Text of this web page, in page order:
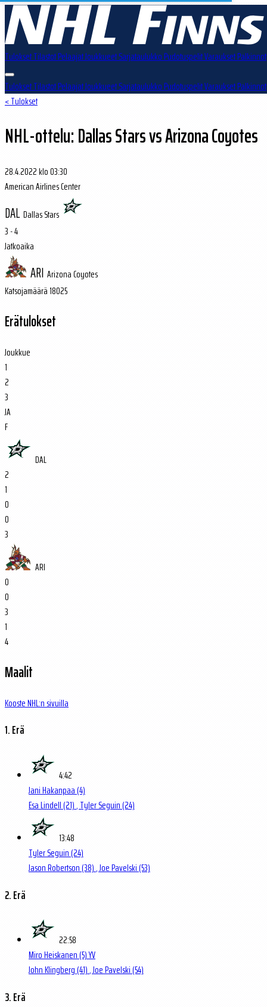
TuloksetTilastotPelaajatJoukkueetSarjataulukkoPudotuspelitVarauksetPalkinnot
TuloksetTilastotPelaajatJoukkueetSarjataulukkoPudotuspelitVarauksetPalkinnot
< Tulokset
NHL-ottelu: Dallas Stars vs Arizona Coyotes
28.4.2022 klo 03:30
American Airlines Center
DAL Dallas Stars
3 - 4
Jatkoaika
ARI Arizona Coyotes
Katsojamäärä 18025
Erätulokset
Joukkue
1
2
3
JA
F
DAL
2
1
0
0
3
ARI
0
0
3
1
4
Maalit
Kooste NHL:n sivuilla
1. Erä
4:42
Jani Hakanpaa(4)
Esa Lindell(21), Tyler Seguin(24)
13:48
Tyler Seguin(24)
Jason Robertson(38), Joe Pavelski(53)
2. Erä
22:58
Miro Heiskanen(5)YV
John Klingberg(41), Joe Pavelski(54)
3. Erä